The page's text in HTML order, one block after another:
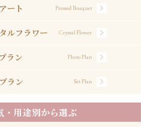
ート Pressed Bouquet
ルフラワー Crystal Flower
ラン Photo Plan
ラン Set Plan
・用途別から選ぶ